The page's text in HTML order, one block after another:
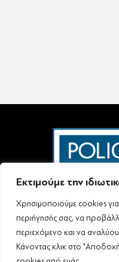
Εκτιμούμε την
Χρησιμοποιούμε cookies για
περιήγησής σας, να
περιεχόμενο και να
Κάνοντας κλικ στο
Ταυτότητα – Επικοινωνία
Πολιτική Απορρήτου &
Δήλωση συμμόρφωσης με τη